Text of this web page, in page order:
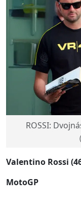
ROSSI:
Valentino Rossi
MotoGP